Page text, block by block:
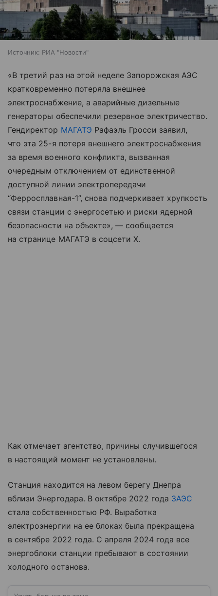
Источник: РИА "Новости"
«В третий раз на этой неделе Запорожская АЭС
кратковременно потеряла внешнее
электроснабжение, а аварийные дизельные
генераторы обеспечили резервное электричество.
Гендиректор МАГАТЭ Рафаэль Гросси заявил,
что эта 25-я потеря внешнего электроснабжения
за время военного конфликта, вызванная
очередным отключением от единственной
доступной линии электропередачи
“Ферросплавная-1”, снова подчеркивает хрупкость
связи станции с энергосетью и риски ядерной
безопасности на объекте», — сообщается
на странице МАГАТЭ в соцсети X.
Как отмечает агентство, причины случившегося
в настоящий момент не установлены.
Станция находится на левом берегу Днепра
вблизи Энергодара. В октябре 2022 года ЗАЭС
стала собственностью РФ. Выработка
электроэнергии на ее блоках была прекращена
в сентябре 2022 года. С апреля 2024 года все
энергоблоки станции пребывают в состоянии
холодного останова.